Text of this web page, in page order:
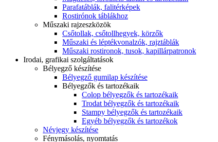
Parafatáblák, falitérképek
Rostirónok táblákhoz
Műszaki rajzeszközök
Csőtollak, csőtollhegyek, körzők
Műszaki és léptékvonalzók, rajztáblák
Műszaki rostironok, tusok, kapillárpatronok
Irodai, grafikai szolgáltatások
Bélyegző készítése
Bélyegző gumilap készítése
Bélyegzők és tartozékaik
Colop bélyegzők és tartozékaik
Trodat bélyegzők és tartozékaik
Stampy bélyegzők és tartozékaik
Egyéb bélyegzők és tartozékok
Névjegy készítése
Fénymásolás, nyomtatás